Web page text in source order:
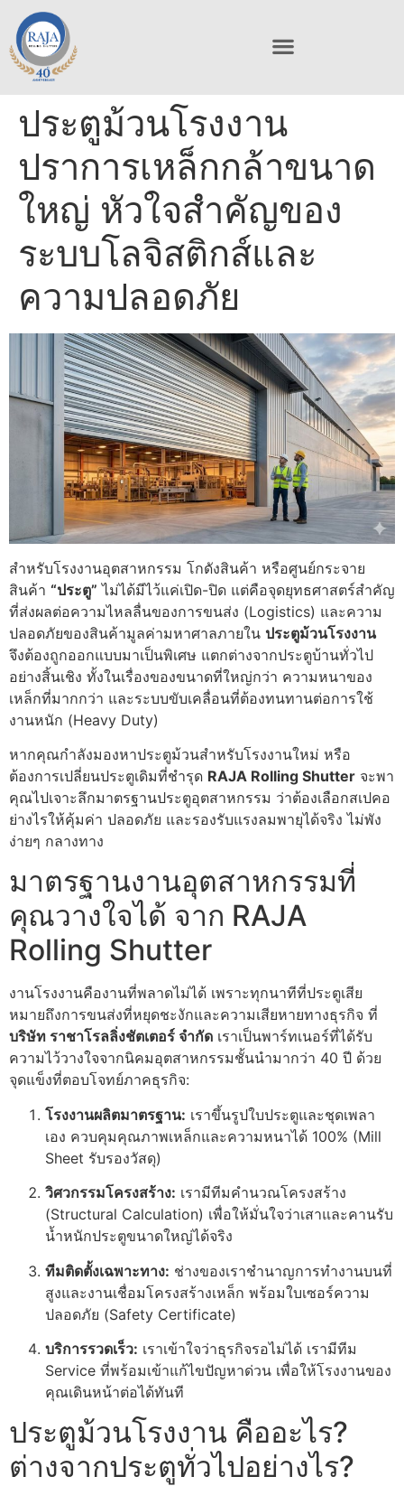
ประตูม้วนโรงงาน
ปราการเหล็กกล้าขนาด
ใหญ่ หัวใจสำคัญของ
ระบบโลจิสติกส์และ
ความปลอดภัย
สำหรับโรงงานอุตสาหกรรม โกดังสินค้า หรือศูนย์กระจาย
สินค้า “ประตู” ไม่ได้มีไว้แค่เปิด-ปิด แต่คือจุดยุทธศาสตร์สำคัญ
ที่ส่งผลต่อความไหลลื่นของการขนส่ง (Logistics) และความ
ปลอดภัยของสินค้ามูลค่ามหาศาลภายใน ประตูม้วนโรงงาน
จึงต้องถูกออกแบบมาเป็นพิเศษ แตกต่างจากประตูบ้านทั่วไป
อย่างสิ้นเชิง ทั้งในเรื่องของขนาดที่ใหญ่กว่า ความหนาของ
เหล็กที่มากกว่า และระบบขับเคลื่อนที่ต้องทนทานต่อการใช้
งานหนัก (Heavy Duty)
หากคุณกำลังมองหาประตูม้วนสำหรับโรงงานใหม่ หรือ
ต้องการเปลี่ยนประตูเดิมที่ชำรุด RAJA Rolling Shutter จะพา
คุณไปเจาะลึกมาตรฐานประตูอุตสาหกรรม ว่าต้องเลือกสเปคอ
ย่างไรให้คุ้มค่า ปลอดภัย และรองรับแรงลมพายุได้จริง ไม่พัง
ง่ายๆ กลางทาง
มาตรฐานงานอุตสาหกรรมที่
คุณวางใจได้ จาก RAJA
Rolling Shutter
งานโรงงานคืองานที่พลาดไม่ได้ เพราะทุกนาทีที่ประตูเสีย
หมายถึงการขนส่งที่หยุดชะงักและความเสียหายทางธุรกิจ ที่
บริษัท ราชาโรลลิ่งชัตเตอร์ จำกัด เราเป็นพาร์ทเนอร์ที่ได้รับ
ความไว้วางใจจากนิคมอุตสาหกรรมชั้นนำมากว่า 40 ปี ด้วย
จุดแข็งที่ตอบโจทย์ภาคธุรกิจ:
โรงงานผลิตมาตรฐาน: เราขึ้นรูปใบประตูและชุดเพลา
เอง ควบคุมคุณภาพเหล็กและความหนาได้ 100% (Mill
Sheet รับรองวัสดุ)
วิศวกรรมโครงสร้าง: เรามีทีมคำนวณโครงสร้าง
(Structural Calculation) เพื่อให้มั่นใจว่าเสาและคานรับ
น้ำหนักประตูขนาดใหญ่ได้จริง
ทีมติดตั้งเฉพาะทาง: ช่างของเราชำนาญการทำงานบนที่
สูงและงานเชื่อมโครงสร้างเหล็ก พร้อมใบเซอร์ความ
ปลอดภัย (Safety Certificate)
บริการรวดเร็ว: เราเข้าใจว่าธุรกิจรอไม่ได้ เรามีทีม
Service ที่พร้อมเข้าแก้ไขปัญหาด่วน เพื่อให้โรงงานของ
คุณเดินหน้าต่อได้ทันที
ประตูม้วนโรงงาน คืออะไร?
ต่างจากประตูทั่วไปอย่างไร?